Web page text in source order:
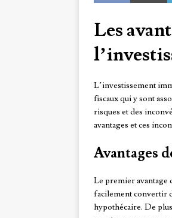
Les
L’investissement
fiscaux qui y sont
risques et des
avantages et ces
Avantages
Le premier
facilement convertir
hypothécaire. De